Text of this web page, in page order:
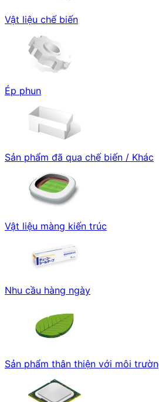
Vật liệu chế biến
Ép phun
Sản phẩm đã qua chế biến / Khác
Vật liệu màng kiến trúc
Nhu cầu hàng ngày
Sản phẩm thân thiện với môi